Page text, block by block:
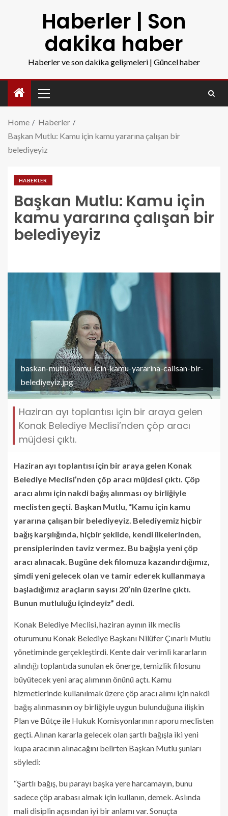
Haberler | Son
dakika haber
Haberler ve son dakika gelişmeleri | Güncel haber
Home
Haberler
Başkan Mutlu: Kamu için kamu yararına çalışan bir
belediyeyiz
HABERLER
Başkan Mutlu: Kamu için
kamu yararına çalışan bir
belediyeyiz
baskan-mutlu-kamu-icin-kamu-yararina-calisan-bir-
belediyeyiz.jpg
Haziran ayı toplantısı için bir araya gelen
Konak Belediye Meclisi’nden çöp aracı
müjdesi çıktı.
Haziran ayı toplantısı için bir araya gelen Konak
Belediye Meclisi’nden çöp aracı müjdesi çıktı. Çöp
aracı alımı için nakdi bağış alınması oy birliğiyle
meclisten geçti. Başkan Mutlu, “Kamu için kamu
yararına çalışan bir belediyeyiz. Belediyemiz hiçbir
bağış karşılığında, hiçbir şekilde, kendi ilkelerinden,
prensiplerinden taviz vermez. Bu bağışla yeni çöp
aracı alınacak. Bugüne dek filomuza kazandırdığımız,
şimdi yeni gelecek olan ve tamir ederek kullanmaya
başladığımız araçların sayısı 20’nin üzerine çıktı.
Bunun mutluluğu içindeyiz” dedi.
Konak Belediye Meclisi, haziran ayının ilk meclis
oturumunu Konak Belediye Başkanı Nilüfer Çınarlı Mutlu
yönetiminde gerçekleştirdi. Kente dair verimli kararların
alındığı toplantıda sunulan ek önerge, temizlik filosunu
büyütecek yeni araç alımının önünü açtı. Kamu
hizmetlerinde kullanılmak üzere çöp aracı alımı için nakdi
bağış alınmasının oy birliğiyle uygun bulunduğuna ilişkin
Plan ve Bütçe ile Hukuk Komisyonlarının raporu meclisten
geçti. Alınan kararla gelecek olan şartlı bağışla iki yeni
kupa aracının alınacağını belirten Başkan Mutlu şunları
söyledi:
“Şartlı bağış, bu parayı başka yere harcamayın, bunu
sadece çöp arabası almak için kullanın, demek. Aslında
mali disiplin açısından iyi bir anlamı var. Sonuçta